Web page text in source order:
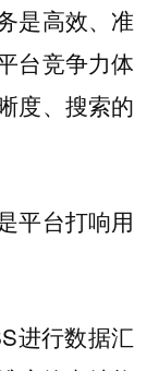
是高效、准
台竞争力体
度、搜索的
平台打响用
进行数据汇